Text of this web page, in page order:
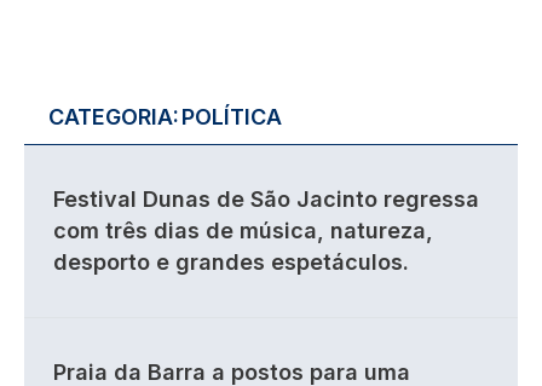
CATEGORIA:POLÍTICA
Festival Dunas de São Jacinto regressa
com três dias de música, natureza,
desporto e grandes espetáculos.
Praia da Barra a postos para uma